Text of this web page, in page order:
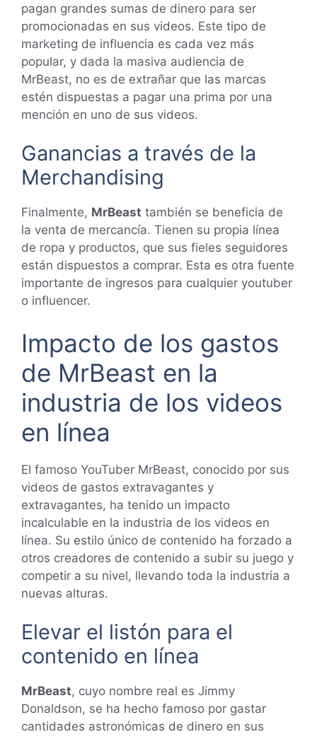
pagan grandes sumas de dinero para ser
promocionadas en sus videos. Este tipo de
marketing de influencia es cada vez más
popular, y dada la masiva audiencia de
MrBeast, no es de extrañar que las marcas
estén dispuestas a pagar una prima por una
mención en uno de sus videos.
Ganancias a través de la
Merchandising
Finalmente, MrBeast también se beneficia de
la venta de mercancía. Tienen su propia línea
de ropa y productos, que sus fieles seguidores
están dispuestos a comprar. Esta es otra fuente
importante de ingresos para cualquier youtuber
o influencer.
Impacto de los gastos
de MrBeast en la
industria de los videos
en línea
El famoso YouTuber MrBeast, conocido por sus
videos de gastos extravagantes y
extravagantes, ha tenido un impacto
incalculable en la industria de los videos en
línea. Su estilo único de contenido ha forzado a
otros creadores de contenido a subir su juego y
competir a su nivel, llevando toda la industria a
nuevas alturas.
Elevar el listón para el
contenido en línea
MrBeast, cuyo nombre real es Jimmy
Donaldson, se ha hecho famoso por gastar
cantidades astronómicas de dinero en sus